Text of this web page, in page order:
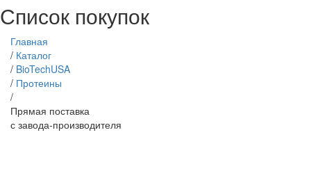
Список покупок
Главная
/ Каталог
/ BioTechUSA
/ Протеины
/
Прямая поставка
с завода-производителя